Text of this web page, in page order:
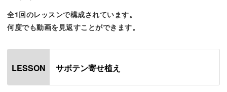
多肉植物の寄せ植えには親しんでいても、「サボテンの寄
せ植えはしたことがない」という方は多いもの。
いらっしゃるかもしれません。
全1回のレッスンで構成されています。
何度でも動画を見返すことができます。
LESSON サボテン寄せ植え